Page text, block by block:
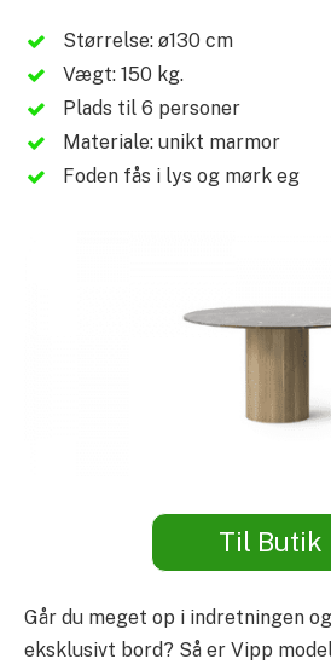
Størrelse: ø130 cm
Vægt: 150 kg.
Plads til 6 personer
Materiale: unikt marmor
Foden fås i lys og mørk eg
Til Butik
Går du meget op i indretningen
eksklusivt bord? Så er Vipp